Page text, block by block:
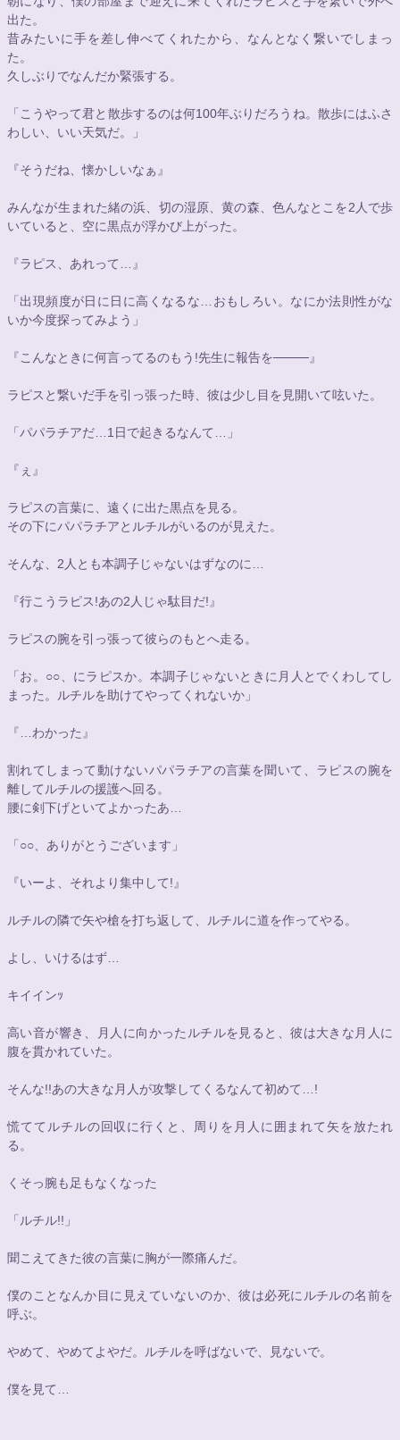
出た。
昔みたいに手を差し伸べてくれたから、なんとなく繋いでしまっ
た。
久しぶりでなんだか緊張する。
「こうやって君と散歩するのは何100年ぶりだろうね。散歩にはふさ
わしい、いい天気だ。」
『そうだね、懐かしいなぁ』
みんなが生まれた緒の浜、切の湿原、黄の森、色んなとこを2人で歩
いていると、空に黒点が浮かび上がった。
『ラピス、あれって…』
「出現頻度が日に日に高くなるな…おもしろい。なにか法則性がな
いか今度探ってみよう」
『こんなときに何言ってるのもう!先生に報告を────』
ラピスと繋いだ手を引っ張った時、彼は少し目を見開いて呟いた。
「パパラチアだ…1日で起きるなんて…」
『ぇ』
ラピスの言葉に、遠くに出た黒点を見る。
その下にパパラチアとルチルがいるのが見えた。
そんな、2人とも本調子じゃないはずなのに…
『行こうラピス!あの2人じゃ駄目だ!』
ラピスの腕を引っ張って彼らのもとへ走る。
「お。 ○○ 、にラピスか。本調子じゃないときに月人とでくわしてし
まった。ルチルを助けてやってくれないか」
『…わかった』
割れてしまって動けないパパラチアの言葉を聞いて、ラピスの腕を
離してルチルの援護へ回る。
腰に剣下げといてよかったあ…
「 ○○ 、ありがとうございます」
『いーよ、それより集中して!』
ルチルの隣で矢や槍を打ち返して、ルチルに道を作ってやる。
よし、いけるはず…
キイインｯ
高い音が響き、月人に向かったルチルを見ると、彼は大きな月人に
腹を貫かれていた。
そんな!!あの大きな月人が攻撃してくるなんて初めて…!
慌ててルチルの回収に行くと、周りを月人に囲まれて矢を放たれ
る。
くそっ腕も足もなくなった
「ルチル!!」
聞こえてきた彼の言葉に胸が一際痛んだ。
僕のことなんか目に見えていないのか、彼は必死にルチルの名前を
呼ぶ。
やめて、やめてよやだ。ルチルを呼ばないで、見ないで。
僕を見て…